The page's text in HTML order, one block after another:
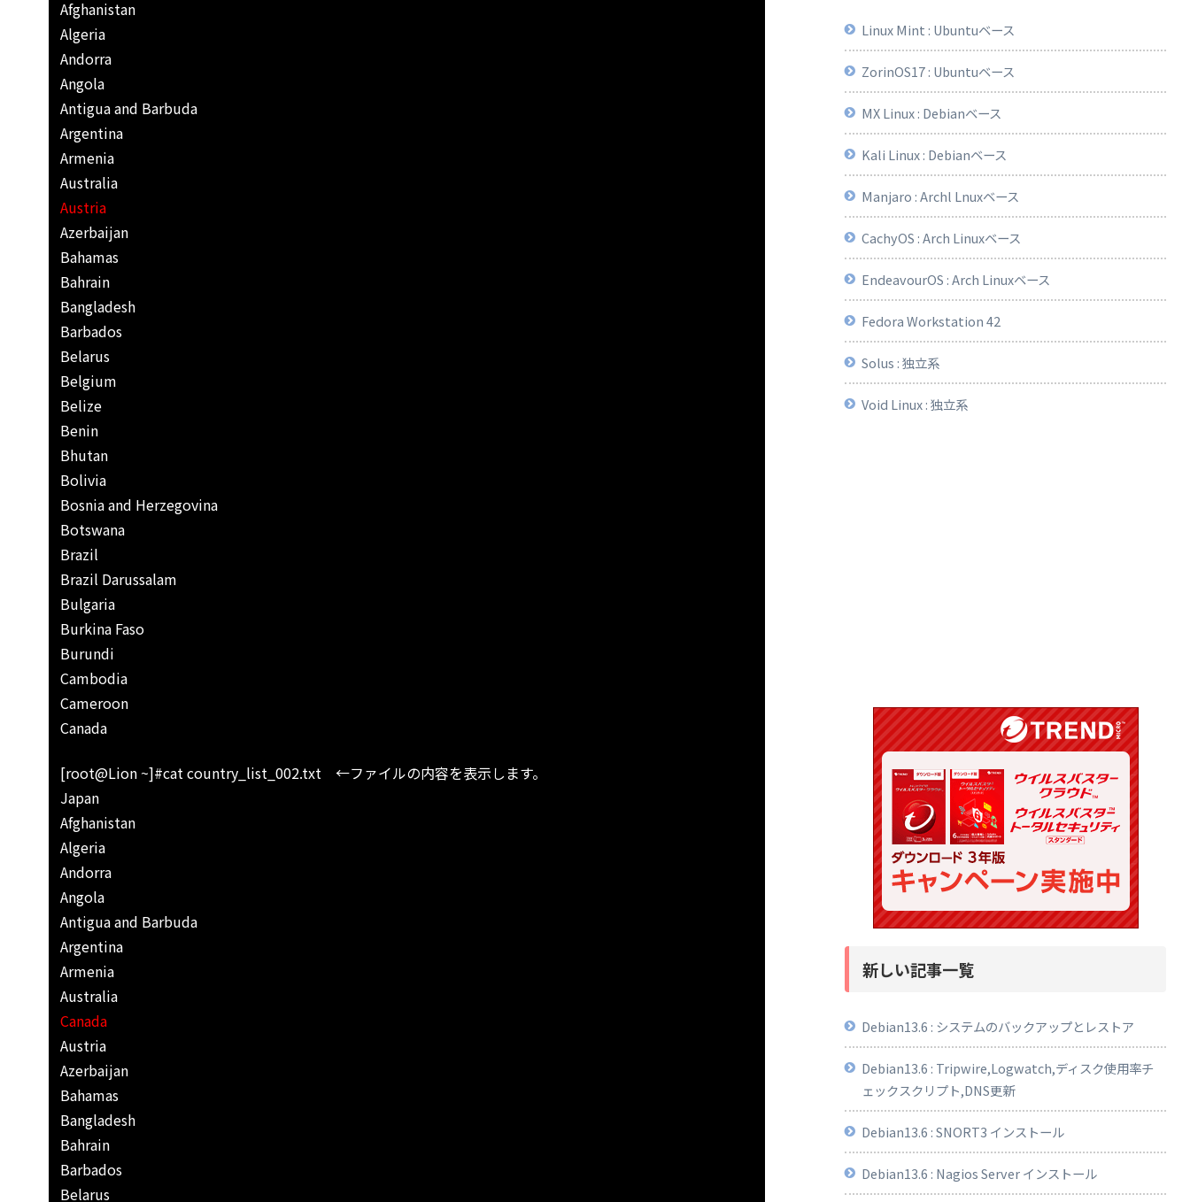
Afghanistan
Algeria
Andorra
Angola
Antigua and Barbuda
Argentina
Armenia
Australia
Austria
Azerbaijan
Bahamas
Bahrain
Bangladesh
Barbados
Belarus
Belgium
Belize
Benin
Bhutan
Bolivia
Bosnia and Herzegovina
Botswana
Brazil
Brazil Darussalam
Bulgaria
Burkina Faso
Burundi
Cambodia
Cameroon
Canada
[root@Lion ~]#cat country_list_002.txt ←ファイルの内容を表示します。
Japan
Afghanistan
Algeria
Andorra
Angola
Antigua and Barbuda
Argentina
Armenia
Australia
Canada
Austria
Azerbaijan
Bahamas
Bangladesh
Bahrain
Barbados
Belarus
Linux Mint : Ubuntuベース
ZorinOS17 : Ubuntuベース
MX Linux : Debianベース
Kali Linux : Debianベース
Manjaro : Archl Lnuxベース
CachyOS : Arch Linuxベース
EndeavourOS : Arch Linuxベース
Fedora Workstation 42
Solus : 独立系
Void Linux : 独立系
新しい記事一覧
Debian13.6 : システムのバックアップとレストア
Debian13.6 : Tripwire,Logwatch,ディスク使用率チ
ェックスクリプト,DNS更新
Debian13.6 : SNORT3 インストール
Debian13.6 : Nagios Server インストール